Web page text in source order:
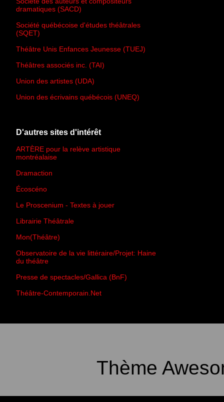
dramatiques (SACD)
Société québécoise d'études théâtrales
(SQET)
Théâtre Unis Enfances Jeunesse (TUEJ)
Théâtres associés inc. (TAI)
Union des artistes (UDA)
Union des écrivains québécois (UNEQ)
D'autres sites d'intérêt
ARTÈRE pour la relève artistique
montréalaise
Dramaction
Écoscéno
Le Proscenium - Textes à jouer
Librairie Théâtrale
Mon(Théâtre)
Observatoire de la vie littéraire/Projet: Haine
du théâtre
Presse de spectacles/Gallica (BnF)
Théâtre-Contemporain.Net
Thème